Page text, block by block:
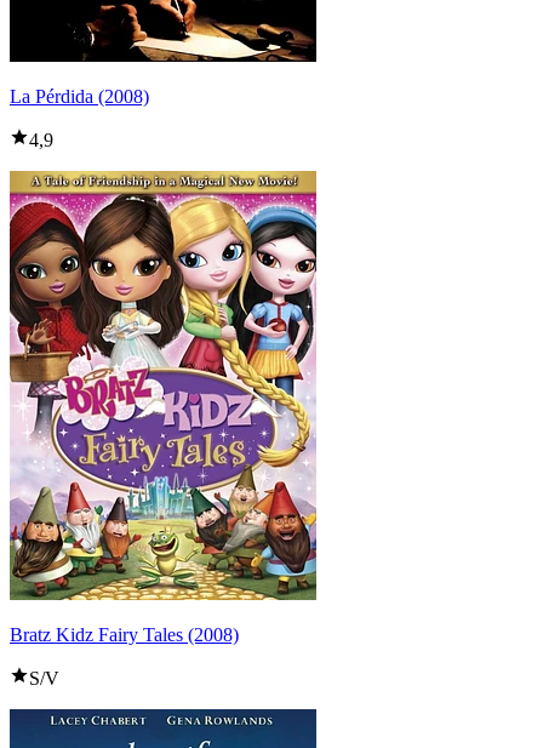
La Pérdida (2008)
4,9
Bratz Kidz Fairy Tales (2008)
S/V